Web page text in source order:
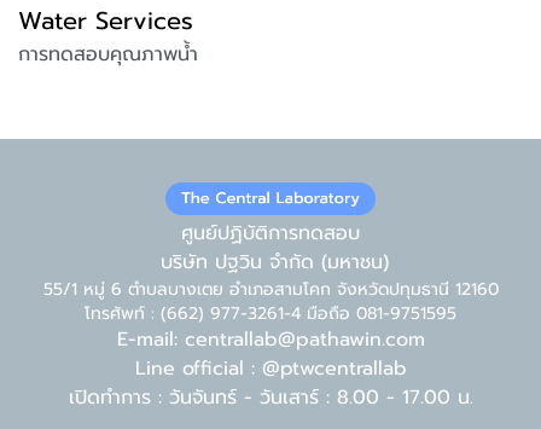
Water Services
การทดสอบคุณภาพน้ำ
ศูนย์ปฏิบัติการทดสอบ
บริษัท ปฐวิน จำกัด (มหาชน)
55/1 หมู่ 6 ตำบลบางเตย อำเภอสามโคก จังหวัดปทุมธานี 12160
โทรศัพท์ : (662) 977-3261-4 มือถือ 081-9751595
E-mail: centrallab@pathawin.com
Line official : @ptwcentrallab
เปิดทำการ : วันจันทร์ - วันเสาร์ : 8.00 - 17.00 น.